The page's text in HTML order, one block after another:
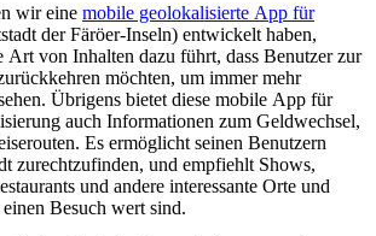
wir eine mobile geolokalisierte App für
der Färöer-Inseln) entwickelt haben,
Art von Inhalten dazu führt, dass Benutzer zur
möchten, um immer mehr
Übrigens bietet diese mobile App für
auch Informationen zum Geldwechsel,
Es ermöglicht seinen Benutzern
zurechtzufinden, und empfiehlt Shows,
und andere interessante Orte und
Besuch wert sind.